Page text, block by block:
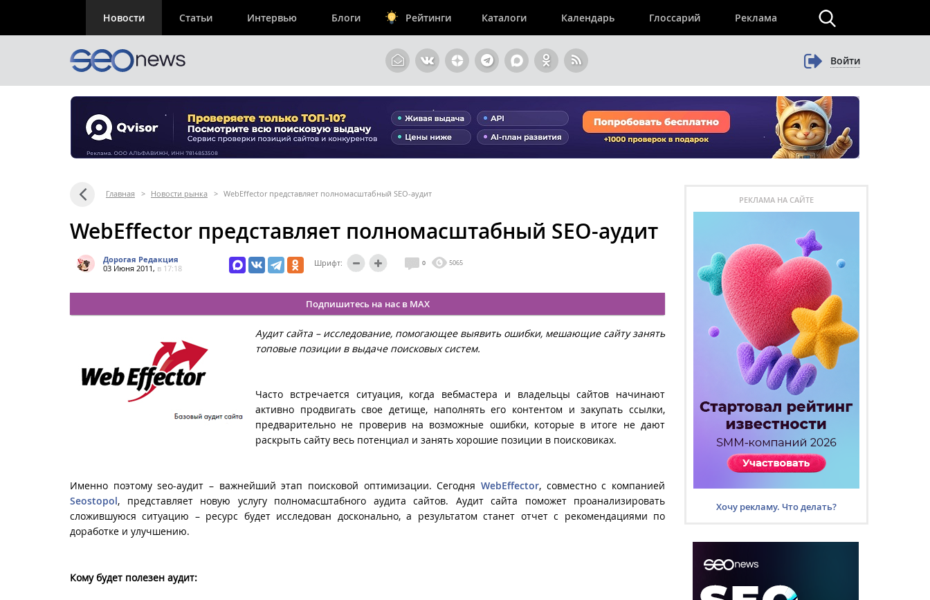
Новости Статьи Интервью Блоги Рейтинги Каталоги Календарь Глоссарий Реклама
Войти
Главная > Новости рынка > WebEffector представляет полномасштабный SEO-аудит
WebEffector представляет полномасштабный SEO-аудит
Дорогая Редакция
03 Июня 2011, в 17:18
Шрифт: 0 5065
Подпишитесь на нас в MAX
Аудит сайта – исследование, помогающее выявить ошибки, мешающие сайту занять
топовые позиции в выдаче поисковых систем.
Часто встречается ситуация, когда вебмастера и владельцы сайтов начинают
активно продвигать свое детище, наполнять его контентом и закупать ссылки,
предварительно не проверив на возможные ошибки, которые в итоге не дают
раскрыть сайту весь потенциал и занять хорошие позиции в поисковиках.
Именно поэтому seo-аудит – важнейший этап поисковой оптимизации. Сегодня WebEffector, совместно с компанией
Seostopol, представляет новую услугу полномасштабного аудита сайтов. Аудит сайта поможет проанализировать
сложившуюся ситуацию – ресурс будет исследован досконально, а результатом станет отчет с рекомендациями по
доработке и улучшению.
Кому будет полезен аудит:
РЕКЛАМА НА САЙТЕ
Хочу рекламу. Что делать?